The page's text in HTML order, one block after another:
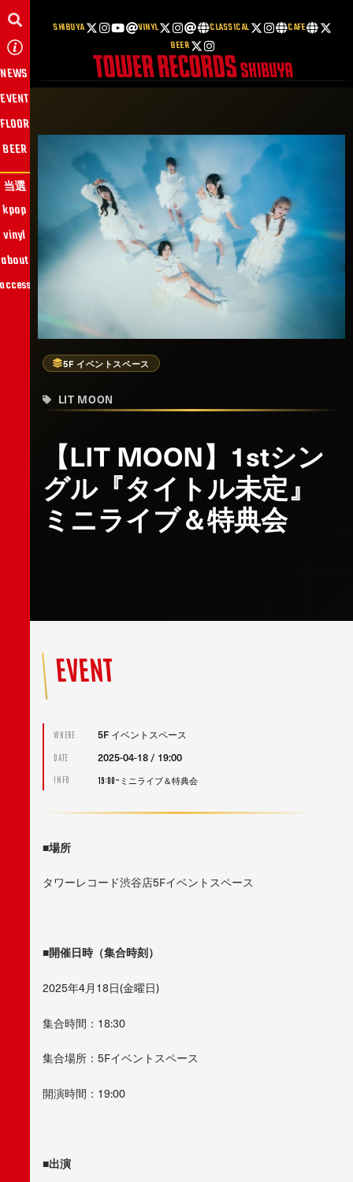
SHIBUYA VINYL CLASSICAL
CAFE
BEER
NEWS
EVENT
当選
FLOOR
BEER
kpop
vinyl
about
5F イベントスペース
LIT MOON
【LIT MOON】1stシン
グル『タイトル未定』
ミニライブ＆特典会
EVENT
WHERE 5F イベントスペース
DATE 2025-04-18 / 19:00
INFO 19:00~ミニライブ＆特典会
■場所
タワーレコード渋谷店5Fイベントスペース
■開催日時（集合時刻）
2025年4月18日(金曜日)
集合時間：18:30
集合場所：5Fイベントスペース
開演時間：19:00
■出演